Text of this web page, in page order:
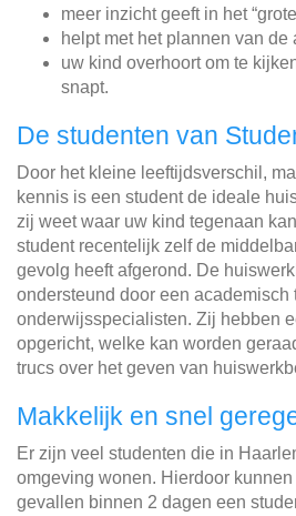
meer inzicht geeft in het
helpt met het plannen van de
uw kind overhoort om te
snapt.
De studenten van
Door het kleine leeftijdsverschil,
kennis is een student de ideale
zij weet waar uw kind tegenaan
student recentelijk zelf de
gevolg heeft afgerond. De
ondersteund door een academisch
onderwijsspecialisten. Zij hebben
opgericht, welke kan worden
trucs over het geven van
Makkelijk en snel
Er zijn veel studenten die in
omgeving wonen. Hierdoor
gevallen binnen 2 dagen een